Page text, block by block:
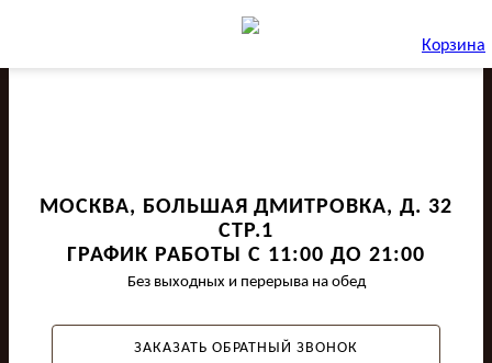
МОСКВА, БОЛЬШАЯ ДМИТРОВКА, Д. 32
СТР.1
ГРАФИК РАБОТЫ С 11:00 ДО 21:00
Без выходных и перерыва на обед
ЗАКАЗАТЬ ОБРАТНЫЙ ЗВОНОК
Корзина